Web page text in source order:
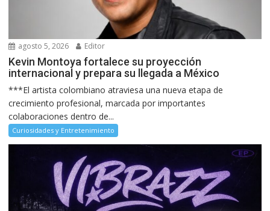
agosto 5, 2026 Editor
Kevin Montoya fortalece su proyección
internacional y prepara su llegada a México
***El artista colombiano atraviesa una nueva etapa de
crecimiento profesional, marcada por importantes
colaboraciones dentro de...
Curiosidades y Entretenimiento